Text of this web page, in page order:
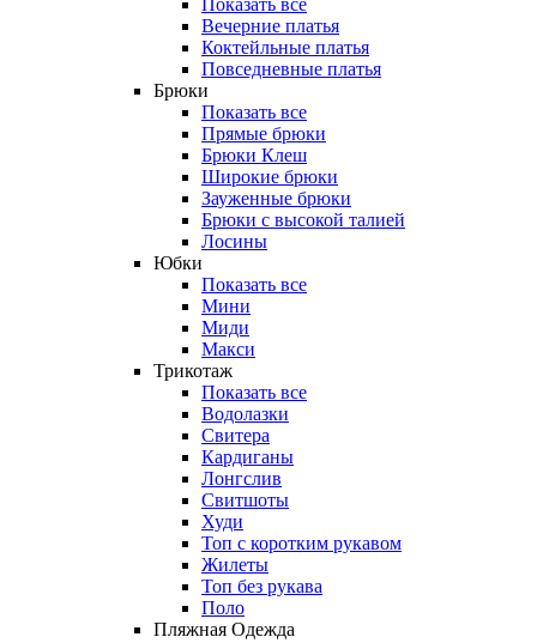
Показать все
Вечерние платья
Коктейльные платья
Повседневные платья
Брюки
Показать все
Прямые брюки
Брюки Клеш
Широкие брюки
Зауженные брюки
Брюки с высокой талией
Лосины
Юбки
Показать все
Мини
Миди
Макси
Трикотаж
Показать все
Водолазки
Свитера
Кардиганы
Лонгслив
Свитшоты
Худи
Топ с коротким рукавом
Жилеты
Топ без рукава
Поло
Пляжная Одежда